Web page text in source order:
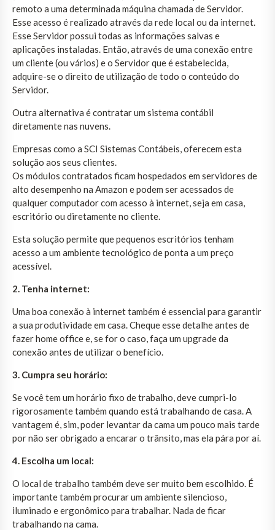
remoto a uma determinada máquina chamada de Servidor.
Esse acesso é realizado através da rede local ou da internet.
Esse Servidor possui todas as informações salvas e
aplicações instaladas. Então, através de uma conexão entre
um cliente (ou vários) e o Servidor que é estabelecida,
adquire-se o direito de utilização de todo o conteúdo do
Servidor.
Outra alternativa é contratar um sistema contábil
diretamente nas nuvens.
Empresas como a SCI Sistemas Contábeis, oferecem esta
solução aos seus clientes.
Os módulos contratados ficam hospedados em servidores de
alto desempenho na Amazon e podem ser acessados de
qualquer computador com acesso à internet, seja em casa,
escritório ou diretamente no cliente.
Esta solução permite que pequenos escritórios tenham
acesso a um ambiente tecnológico de ponta a um preço
acessível.
2. Tenha internet:
Uma boa conexão à internet também é essencial para garantir
a sua produtividade em casa. Cheque esse detalhe antes de
fazer home office e, se for o caso, faça um upgrade da
conexão antes de utilizar o benefício.
3. Cumpra seu horário:
Se você tem um horário fixo de trabalho, deve cumpri-lo
rigorosamente também quando está trabalhando de casa. A
vantagem é, sim, poder levantar da cama um pouco mais tarde
por não ser obrigado a encarar o trânsito, mas ela pára por aí.
4. Escolha um local:
O local de trabalho também deve ser muito bem escolhido. É
importante também procurar um ambiente silencioso,
iluminado e ergonômico para trabalhar. Nada de ficar
trabalhando na cama.